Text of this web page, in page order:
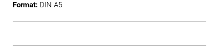
Format: DIN A5